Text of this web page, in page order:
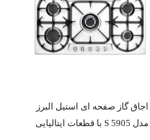
اجاق گاز صفحه ای استیل البرز
مدل S 5905 با قطعات ایتالیایی